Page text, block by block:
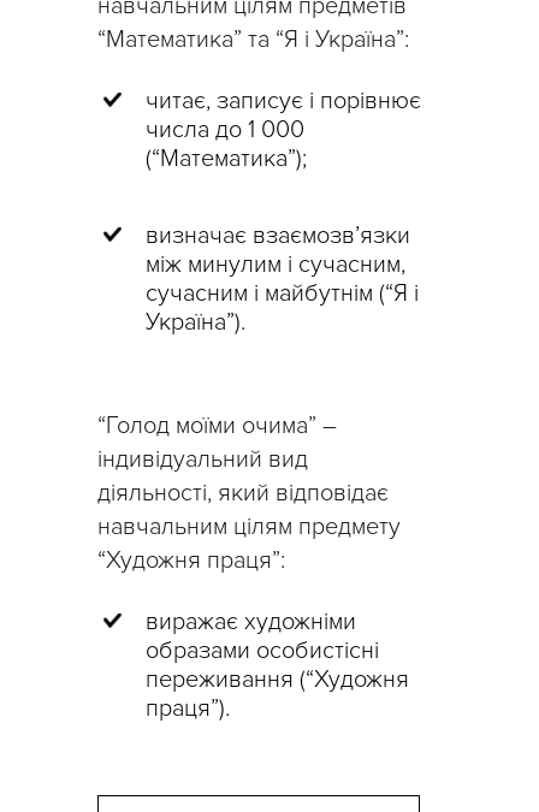
навчальним цілям предметів
“Математика” та “Я і Україна”:
читає, записує і порівнює
числа до 1 000
(“Математика”);
визначає взаємозв’язки
між минулим і сучасним,
сучасним і майбутнім (“Я і
Україна”).
“Голод моїми очима” –
індивідуальний вид
діяльності, який відповідає
навчальним цілям предмету
“Художня праця”:
виражає художніми
образами особистісні
переживання (“Художня
праця”).